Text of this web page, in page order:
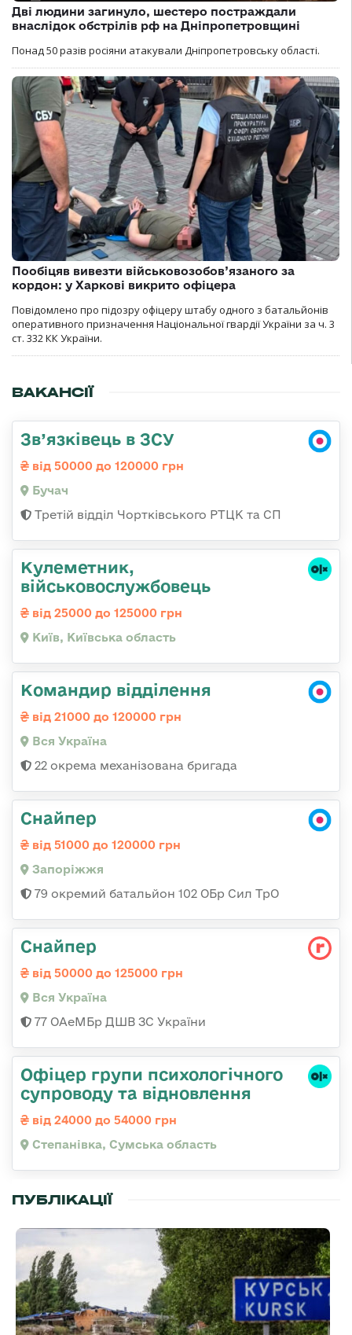
Дві людини загинуло, шестеро постраждали
внаслідок обстрілів рф на Дніпропетровщині
Понад 50 разів росіяни атакували Дніпропетровську області.
Пообіцяв вивезти військовозобов’язаного за
кордон: у Харкові викрито офіцера
Повідомлено про підозру офіцеру штабу одного з батальйонів
оперативного призначення Національної гвардії України за ч. 3
ст. 332 КК України.
ВАКАНСІЇ
Зв’язківець в ЗСУ
від 50000 до 120000 грн
Бучач
Третій відділ Чортківського РТЦК та СП
Кулеметник,
військовослужбовець
від 25000 до 125000 грн
Київ, Київська область
Командир відділення
від 21000 до 120000 грн
Вся Україна
22 окрема механізована бригада
Снайпер
від 51000 до 120000 грн
Запоріжжя
79 окремий батальйон 102 ОБр Сил ТрО
Снайпер
від 50000 до 125000 грн
Вся Україна
77 ОАеМБр ДШВ ЗС України
Офіцер групи психологічного
супроводу та відновлення
від 24000 до 54000 грн
Степанівка, Сумська область
ПУБЛІКАЦІЇ